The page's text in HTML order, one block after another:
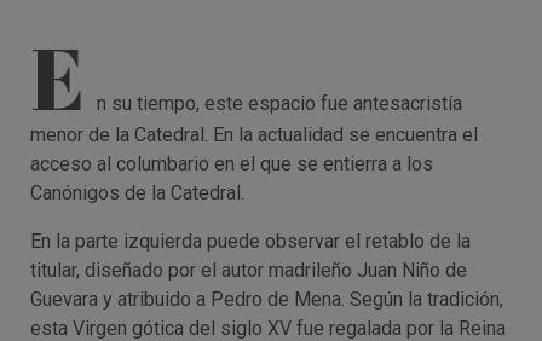
E
n su tiempo, este espacio fue antesacristía
menor de la Catedral. En la actualidad se encuentra el
acceso al columbario en el que se entierra a los
Canónigos de la Catedral.
En la parte izquierda puede observar el retablo de la
titular, diseñado por el autor madrileño Juan Niño de
Guevara y atribuido a Pedro de Mena. Según la tradición,
esta Virgen gótica del siglo XV fue regalada por la Reina